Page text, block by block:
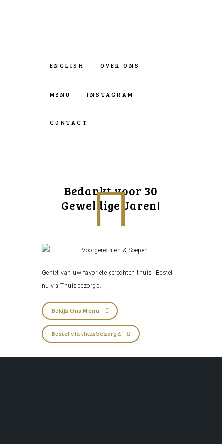
ENGLISH OVER ONS
MENU INSTAGRAM
CONTACT
Bedankt voor 30
Geweldige Jaren!
Geniet van uw favoriete gerechten thuis! Bestel
nu viaThuisbezorgd
Bekijk Ons Menu
Bestel via thuisbezorgd